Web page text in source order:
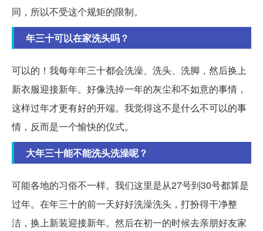
同，所以不受这个规矩的限制。
年三十可以在家洗头吗？
可以的！我每年年三十都会洗澡、洗头、洗脚，然后换上
新衣服迎接新年。好像洗掉一年的灰尘和不如意的事情，
这样过年才更有好的开端。我觉得这不是什么不可以的事
情，反而是一个愉快的仪式。
大年三十能不能洗头洗澡呢？
可能各地的习俗不一样。我们这里是从27号到30号都算是
过年。在年三十的前一天好好洗澡洗头，打扮得干净整
洁，换上新装迎接新年。然后在初一的时候去亲朋好友家